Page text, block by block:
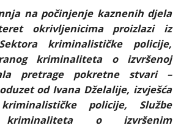
na počinjenje kaznenih djela
okrivljenicima proizlazi iz
kriminalističke policije,
kriminaliteta o izvršenoj
pretrage pokretne stvari –
od Ivana Dželalije, izvješća
policije, Službe
kriminaliteta o izvršenim